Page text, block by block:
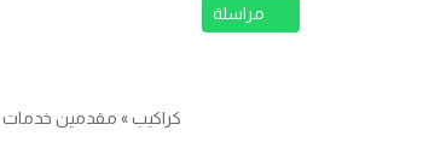
مراسلة
كراكيب» مقدمين خدمات